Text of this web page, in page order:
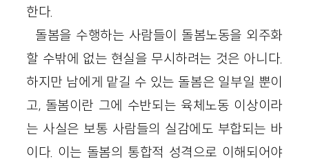
한다.
돌봄을 수행하는 사람들이 돌봄노동을 외주화
할 수밖에 없는 현실을 무시하려는 것은 아니다.
하지만 남에게 맡길 수 있는 돌봄은 일부일 뿐이
고, 돌봄이란 그에 수반되는 육체노동 이상이라
는 사실은 보통 사람들의 실감에도 부합되는 바
이다. 이는 돌봄의 통합적 성격으로 이해되어야